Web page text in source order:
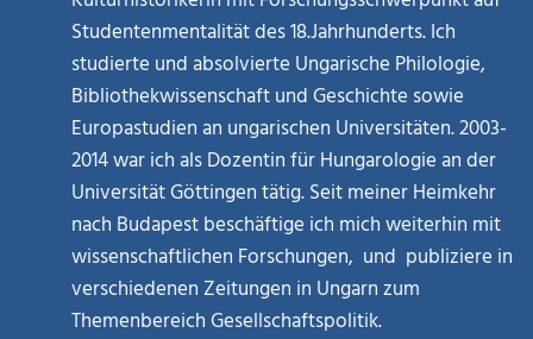
Studentenmentalität des 18.Jahrhunderts. Ich
studierte und absolvierte Ungarische Philologie,
Bibliothekwissenschaft und Geschichte sowie
Europastudien an ungarischen Universitäten. 2003-
2014 war ich als Dozentin für Hungarologie an der
Universität Göttingen tätig. Seit meiner Heimkehr
nach Budapest beschäftige ich mich weiterhin mit
wissenschaftlichen Forschungen, und publiziere in
verschiedenen Zeitungen in Ungarn zum
Themenbereich Gesellschaftspolitik.